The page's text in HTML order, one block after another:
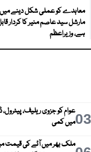
معاہدے کو عملی شکل دینے میں
مارشل سید عاصم منیر کا کردار
ہے، وزیراعظم
03عوام کو جزوی ریلیف،
میں کمی
ملک بھر میں آٹے کی قیمت